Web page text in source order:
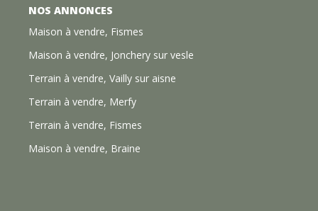
NOS ANNONCES
Maison à vendre, Fismes
Maison à vendre, Jonchery sur vesle
Terrain à vendre, Vailly sur aisne
Terrain à vendre, Merfy
Terrain à vendre, Fismes
Maison à vendre, Braine